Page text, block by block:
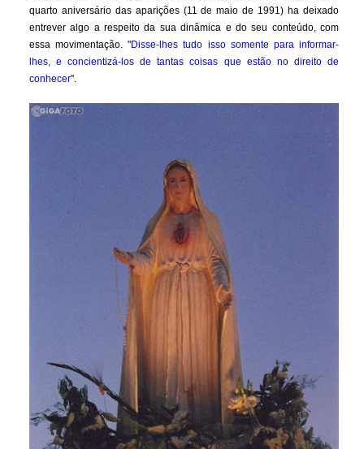
quarto aniversário das aparições (11 de maio de 1991) ha deixado
entrever algo a respeito da sua dinâmica e do seu conteúdo, com
essa movimentação. "Disse-lhes tudo isso somente para informar-
lhes, e concientizá-los de tantas coisas que estão no direito de
conhecer".